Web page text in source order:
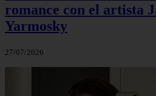
romance con el artista
Yarmosky
27/07/2026